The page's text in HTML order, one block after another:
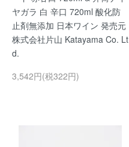
ヤガラ 白 辛口 720ml 酸化防
止剤無添加 日本ワイン 発売元
株式会社片山 Katayama Co. Lt
d.
3,542円(税322円)